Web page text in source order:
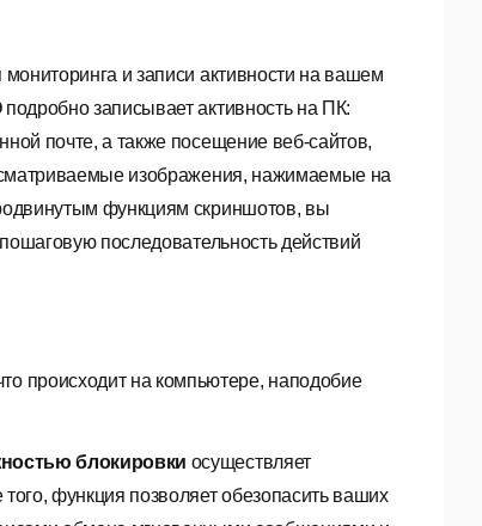
и записи активности на вашем
подробно записывает активность на ПК:
почте, а также посещение веб-сайтов,
изображения, нажимаемые на
функциям скриншотов, вы
последовательность действий
происходит на компьютере, наподобие
блокировки осуществляет
функция позволяет обезопасить ваших